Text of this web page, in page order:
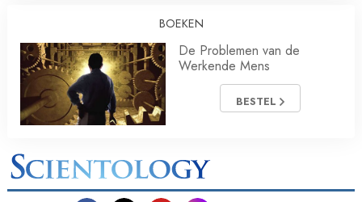
BOEKEN
De Problemen van de
Werkende Mens
BESTEL